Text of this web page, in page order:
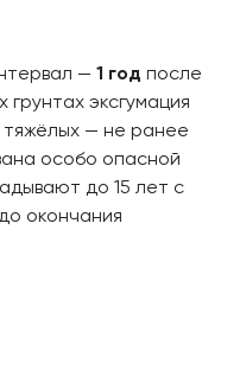
— 1 год после
эксгумация
тяжёлых — не ранее
особо опасной
до 15 лет с
окончания